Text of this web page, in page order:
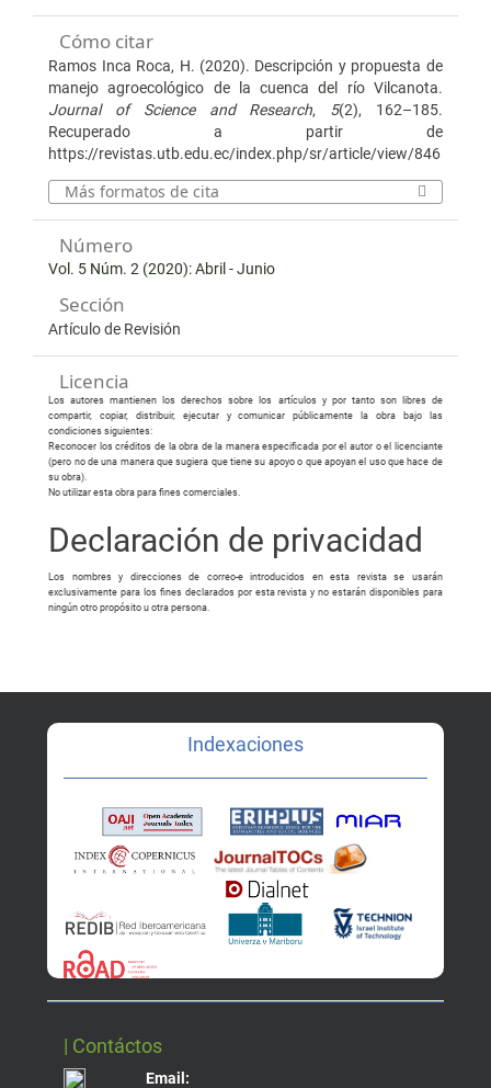
Cómo citar
Ramos Inca Roca, H. (2020). Descripción y propuesta de
manejo agroecológico de la cuenca del río Vilcanota.
Journal of Science and Research, 5(2), 162–185.
Recuperado a partir de
https://revistas.utb.edu.ec/index.php/sr/article/view/846
Más formatos de cita
Número
Vol. 5 Núm. 2 (2020): Abril - Junio
Sección
Artículo de Revisión
Licencia
Los autores mantienen los derechos sobre los artículos y por tanto son libres de
compartir, copiar, distribuir, ejecutar y comunicar públicamente la obra bajo las
condiciones siguientes:
Reconocer los créditos de la obra de la manera especificada por el autor o el licenciante
(pero no de una manera que sugiera que tiene su apoyo o que apoyan el uso que hace de
su obra).
No utilizar esta obra para fines comerciales.
Declaración de privacidad
Los nombres y direcciones de correo-e introducidos en esta revista se usarán
exclusivamente para los fines declarados por esta revista y no estarán disponibles para
ningún otro propósito u otra persona.
Indexaciones
| Contáctos
Email: